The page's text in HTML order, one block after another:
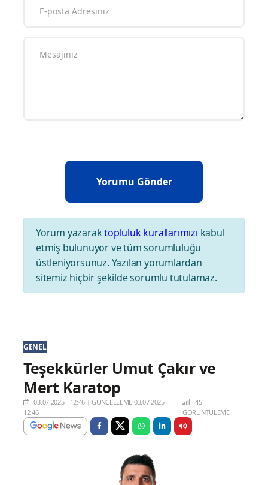
Yorum yazaraktopluluk kurallarımızı kabul
etmiş bulunuyor ve tüm sorumluluğu
üstleniyorsunuz. Yazılan yorumlardan
sitemiz hiçbir şekilde sorumlu tutulamaz.
GENEL
Teşekkürler Umut Çakır ve
Mert Karatop
03.07.2025 - 12:46 |GÜNCELLEME:03.07.2025 -
12:46
45
GÖRÜNTÜLEME